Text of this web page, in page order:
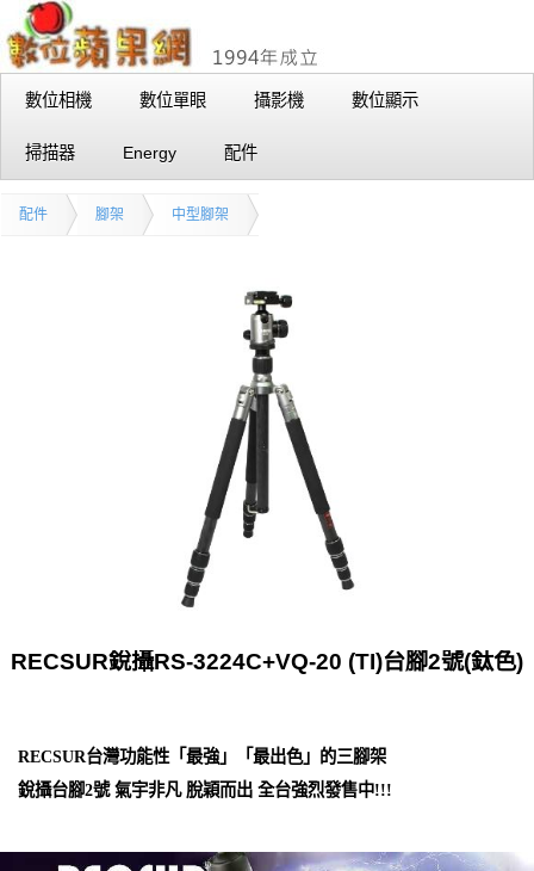
數位相機 數位單眼 攝影機 數位顯示
掃描器 Energy 配件
配件 腳架 中型腳架
RECSUR銳攝RS-3224C+VQ-20 (TI)台腳2號(鈦色)
RECSUR台灣功能性「最強」「最出色」的三腳架
銳攝台腳2號 氣宇非凡 脫穎而出 全台強烈發售中!!!